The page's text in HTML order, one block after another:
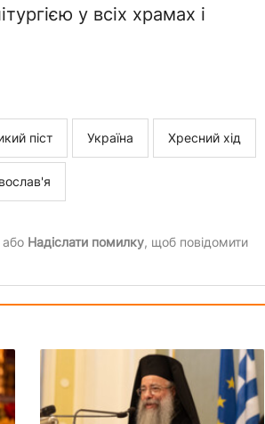
у всіх храмах і
піст Україна Хресний хід
або Надіслати помилку, щоб повідомити